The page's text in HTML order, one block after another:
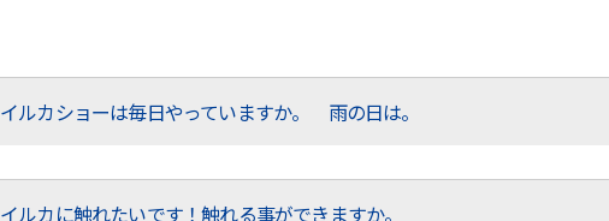
イルカショーは毎日やっていますか。 雨の日は。
イルカに触れたいです！触れる事ができますか。